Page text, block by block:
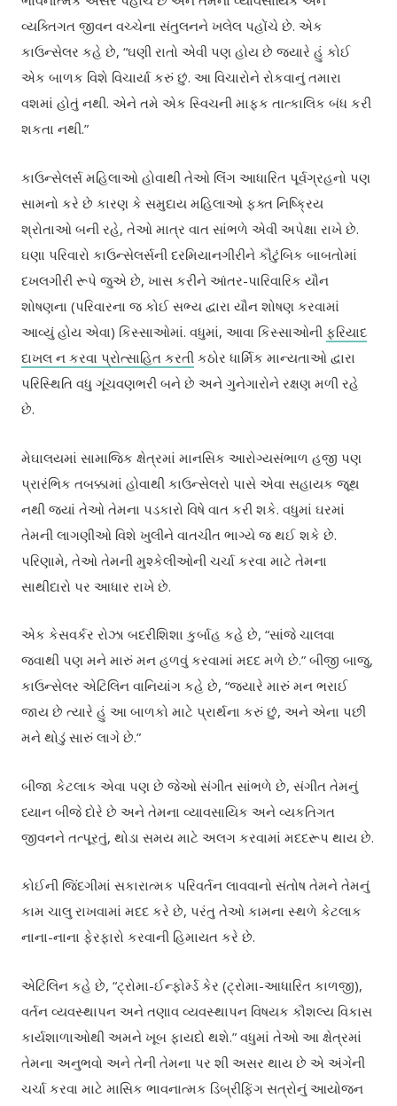
વ્યક્તિગત જીવન વચ્ચેના સંતુલનને ખલેલ પહોંચે છે. એક
કાઉન્સેલર કહે છે, “ઘણી રાતો એવી પણ હોય છે જ્યારે હું કોઈ
એક બાળક વિશે વિચાર્યા કરું છું. આ વિચારોને રોકવાનું તમારા
વશમાં હોતું નથી. એને તમે એક સ્વિચની માફક તાત્કાલિક બંધ કરી
શકતા નથી.”
કાઉન્સેલર્સ મહિલાઓ હોવાથી તેઓ લિંગ આધારિત પૂર્વગ્રહનો પણ
સામનો કરે છે કારણ કે સમુદાય મહિલાઓ ફક્ત નિષ્ક્રિય
શ્રોતાઓ બની રહે, તેઓ માત્ર વાત સાંભળે એવી અપેક્ષા રાખે છે.
ઘણા પરિવારો કાઉન્સેલર્સની દરમિયાનગીરીને કૌટુંબિક બાબતોમાં
દખલગીરી રૂપે જુએ છે, ખાસ કરીને આંતર-પારિવારિક યૌન
શોષણના (પરિવારના જ કોઈ સભ્ય દ્વારા યૌન શોષણ કરવામાં
આવ્યું હોય એવા) કિસ્સાઓમાં. વધુમાં, આવા કિસ્સાઓનીફરિયાદ
દાખલ ન કરવા પ્રોત્સાહિત કરતી કઠોર ધાર્મિક માન્યતાઓ દ્વારા
પરિસ્થિતિ વધુ ગૂંચવણભરી બને છે અને ગુનેગારોને રક્ષણ મળી રહે
છે.
મેઘાલયમાં સામાજિક ક્ષેત્રમાં માનસિક આરોગ્યસંભાળ હજી પણ
પ્રારંભિક તબક્કામાં હોવાથી કાઉન્સેલરો પાસે એવા સહાયક જૂથ
નથી જ્યાં તેઓ તેમના પડકારો વિષે વાત કરી શકે. વધુમાં ઘરમાં
તેમની લાગણીઓ વિશે ખુલીને વાતચીત ભાગ્યે જ થઈ શકે છે.
પરિણામે, તેઓ તેમની મુશ્કેલીઓની ચર્ચા કરવા માટે તેમના
સાથીદારો પર આધાર રાખે છે.
એક કેસવર્કર રોઝા બદરીશિશા કુર્બાહ કહે છે, “સાંજે ચાલવા
જવાથી પણ મને મારું મન હળવું કરવામાં મદદ મળે છે.” બીજી બાજુ,
કાઉન્સેલર એટિલિન વાનિયાંગ કહે છે, “જ્યારે મારું મન ભરાઈ
જાય છે ત્યારે હું આ બાળકો માટે પ્રાર્થના કરું છું, અને એના પછી
મને થોડું સારું લાગે છે.”
બીજા કેટલાક એવા પણ છે જેઓ સંગીત સાંભળે છે, સંગીત તેમનું
ધ્યાન બીજે દોરે છે અને તેમના વ્યાવસાયિક અને વ્યકતિગત
જીવનને તત્પૂરતું, થોડા સમય માટે અલગ કરવામાં મદદરૂપ થાય છે.
કોઈની જિંદગીમાં સકારાત્મક પરિવર્તન લાવવાનો સંતોષ તેમને તેમનું
કામ ચાલુ રાખવામાં મદદ કરે છે, પરંતુ તેઓ કામના સ્થળે કેટલાક
નાના-નાના ફેરફારો કરવાની હિમાયત કરે છે.
એટિલિન કહે છે, “ટ્રોમા-ઈન્ફોર્મ્ડ કેર (ટ્રોમા-આધારિત કાળજી),
વર્તન વ્યવસ્થાપન અને તણાવ વ્યવસ્થાપન વિષયક કૌશલ્ય વિકાસ
કાર્યશાળાઓથી અમને ખૂબ ફાયદો થશે.” વધુમાં તેઓ આ ક્ષેત્રમાં
તેમના અનુભવો અને તેની તેમના પર શી અસર થાય છે એ અંગેની
ચર્ચા કરવા માટે માસિક ભાવનાત્મક ડિબ્રીફિંગ સત્રોનું આયોજન